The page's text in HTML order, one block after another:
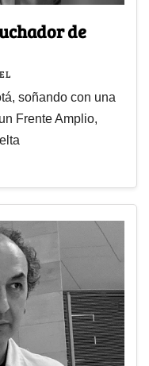
de
soñando con una
Frente Amplio,